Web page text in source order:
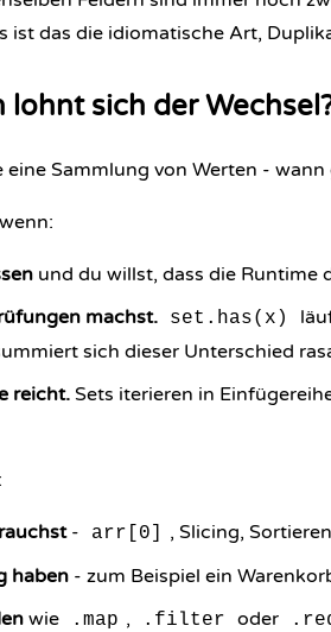
ist das die idiomatische Art,
lohnt sich der
Sammlung von Werten -
und du willst, dass die Runtime
machst.
set.has(x)
sich dieser Unterschied
reicht. Sets iterieren in
- arr[0]
, Slicing,
haben - zum Beispiel ein
wie .map , .filter oder